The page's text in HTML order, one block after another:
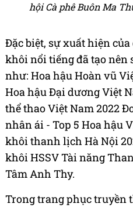
hội Cà phê Buôn Ma
Đặc biệt, sự xuất hiện của
khôi nổi tiếng đã tạo
như: Hoa hậu Hoàn vũ
Hoa hậu Đại dương Việt
thể thao Việt Nam 2022
nhân ái - Top 5 Hoa hậu
khôi thanh lịch Hà Nội
khôi HSSV Tài năng
Tâm Anh Thy.
Trong trang phục truyền